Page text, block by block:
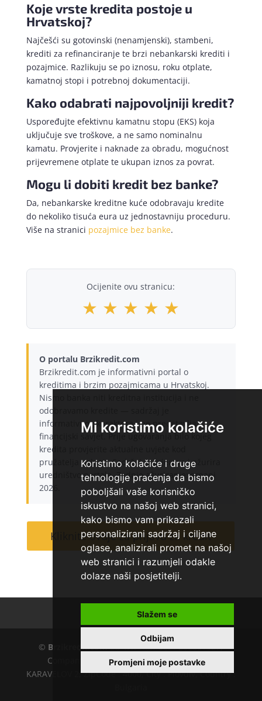
Mi koristimo kolačiće
Koristimo kolačiće i druge
tehnologije praćenja da bismo
poboljšali vaše korisničko
iskustvo na našoj web stranici,
kako bismo vam prikazali
personalizirani sadržaj i ciljane
oglase, analizirali promet na našoj
web stranici i razumjeli odakle
dolaze naši posjetitelji.
Slažem se
Odbijam
Promjeni moje postavke
Koje vrste kredita postoje u
Hrvatskoj?
Najčešći su gotovinski (nenamjenski), stambeni,
krediti za refinanciranje te brzi nebankarski krediti i
pozajmice. Razlikuju se po iznosu, roku otplate,
kamatnoj stopi i potrebnoj dokumentaciji.
Kako odabrati najpovoljniji kredit?
Uspoređujte efektivnu kamatnu stopu (EKS) koja
uključuje sve troškove, a ne samo nominalnu
kamatu. Provjerite i naknade za obradu, mogućnost
prijevremene otplate te ukupan iznos za povrat.
Mogu li dobiti kredit bez banke?
Da, nebankarske kreditne kuće odobravaju kredite
do nekoliko tisuća eura uz jednostavniju proceduru.
Više na stranici pozajmice bez banke.
Ocijenite ovu stranicu:
★ ★ ★ ★ ★
O portalu Brzikredit.com
Brzikredit.com je informativni portal o
kreditima i brzim pozajmicama u Hrvatskoj.
Nismo banka niti kreditna institucija i ne
odobravamo kredite — sadržaj je
informativnog karaktera i ne predstavlja
financijski savjet. Prije ugovaranja bilo kojeg
kredita provjerite aktualne uvjete kod
pružatelja usluge. Sadržaj provjerava i ažurira
uredništvo portala. Zadnje ažuriranje: srpanj
2026.
Kliknite ovdje za prijavu za kredit
O nama
© Brzikredit.comEU VAT number : 205391327,
Company :
KD CAPITAL LTD, Adress : UL.L.
KARAVELOV 2, ZipCode : 4000, City : Plovdiv, Country :